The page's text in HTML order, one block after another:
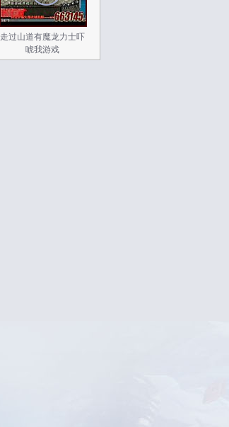
走过山道有魔龙力士吓
唬我游戏